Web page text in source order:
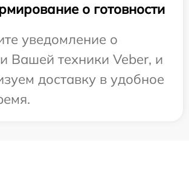
о готовности
уведомление о
Вашей техники Veber, и
доставку в удобное